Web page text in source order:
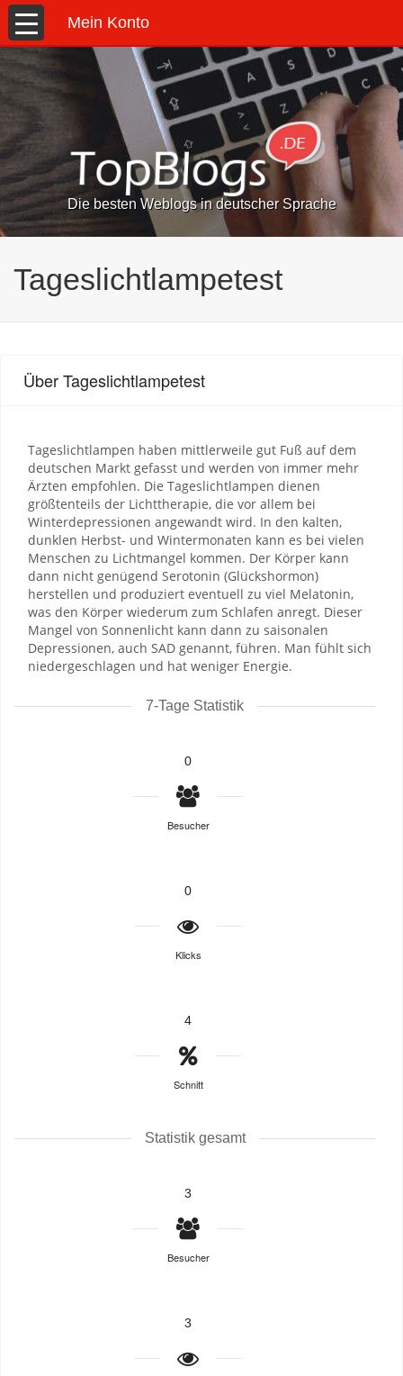
Mein Konto
Die besten Weblogs in deutscher Sprache
Tageslichtlampetest
Über Tageslichtlampetest
Tageslichtlampen haben mittlerweile gut Fuß auf dem
deutschen Markt gefasst und werden von immer mehr
Ärzten empfohlen. Die Tageslichtlampen dienen
größtenteils der Lichttherapie, die vor allem bei
Winterdepressionen angewandt wird. In den kalten,
dunklen Herbst- und Wintermonaten kann es bei vielen
Menschen zu Lichtmangel kommen. Der Körper kann
dann nicht genügend Serotonin (Glückshormon)
herstellen und produziert eventuell zu viel Melatonin,
was den Körper wiederum zum Schlafen anregt. Dieser
Mangel von Sonnenlicht kann dann zu saisonalen
Depressionen, auch SAD genannt, führen. Man fühlt sich
niedergeschlagen und hat weniger Energie.
7-Tage Statistik
0
Besucher
0
Klicks
4
Schnitt
Statistik gesamt
3
Besucher
3